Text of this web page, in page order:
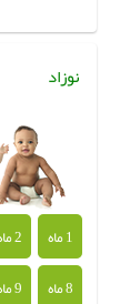
نوزاد
1 ماه 2 ماه
8 ماه
9 ماه